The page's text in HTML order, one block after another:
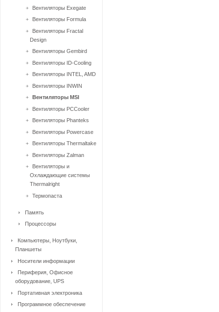
Вентиляторы Exegate
Вентиляторы Formula
Вентиляторы Fractal
Design
Вентиляторы Gembird
Вентиляторы ID-Cooling
Вентиляторы INTEL, AMD
Вентиляторы INWIN
Вентиляторы MSI
Вентиляторы PCCooler
Вентиляторы Phanteks
Вентиляторы Powercase
Вентиляторы Thermaltake
Вентиляторы Zalman
Вентиляторы и
Охлаждающие системы
Thermalright
Термопаста
Память
Процессоры
Компьютеры, Ноутбуки,
Планшеты
Носители информации
Периферия, Офисное
оборудование, UPS
Портативная электроника
Программное обеспечение